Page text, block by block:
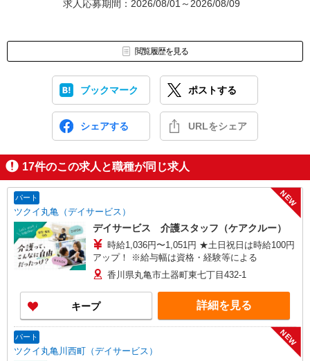
求人応募期間：2026/08/01～2026/08/09
閲覧履歴を見る
ブックマーク ポストする
シェアする URLをシェア
17件のこの求人と職種が同じ求人
パート
ツクイ丸亀（デイサービス）
NEW
デイサービス 介護スタッフ（ケアクルー）
時給1,036円〜1,051円 ★土日祝日は時給100円
アップ！ ※給与幅は資格・経験等による
香川県丸亀市土器町東七丁目432-1
キープ 詳細を見る
パート
ツクイ丸亀川西町（デイサービス）
NEW